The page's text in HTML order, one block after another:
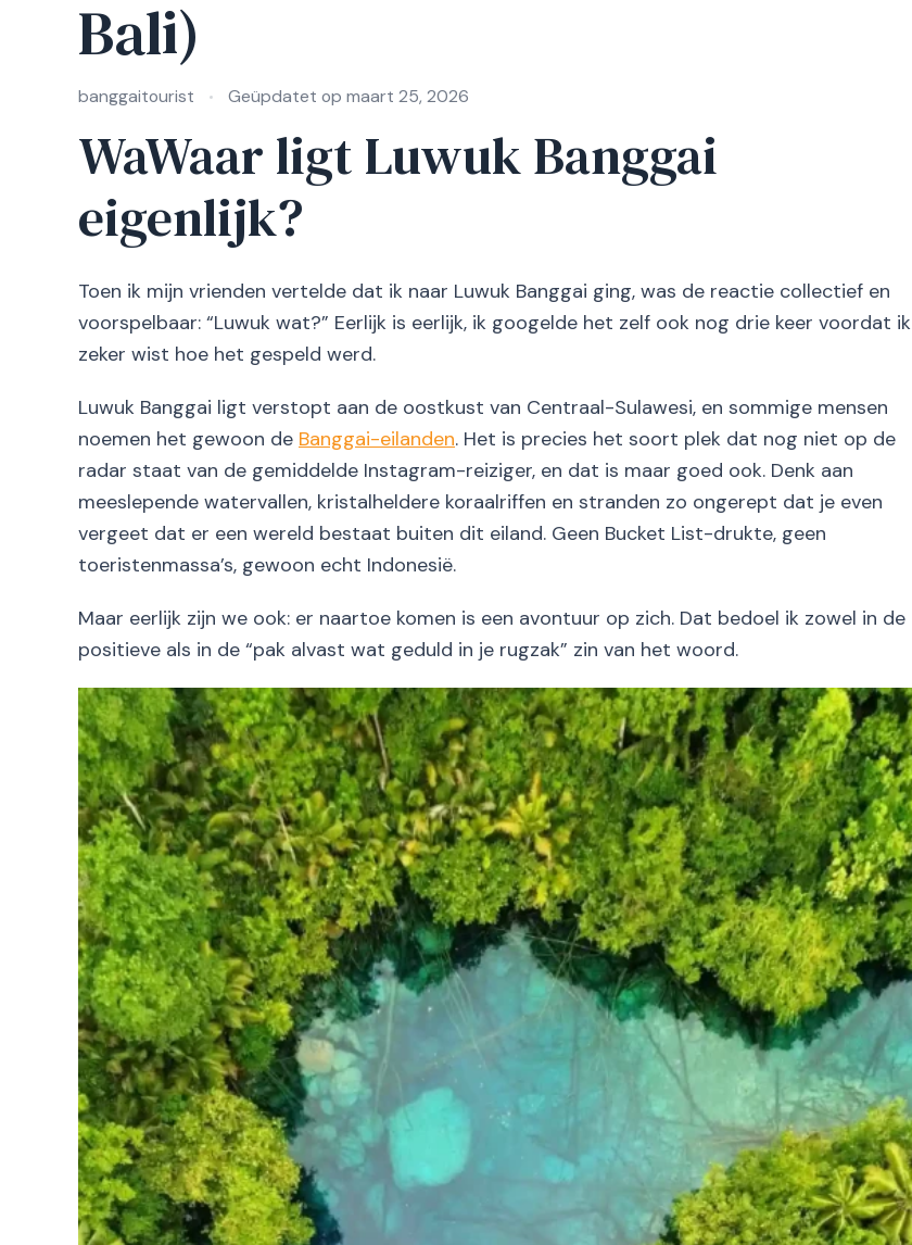
Bali)
banggaitourist Geüpdatet op maart 25, 2026
WaWaar ligt Luwuk Banggai
eigenlijk?
Toen ik mijn vrienden vertelde dat ik naar Luwuk Banggai ging, was de reactie collectief en
voorspelbaar: “Luwuk wat?” Eerlijk is eerlijk, ik googelde het zelf ook nog drie keer voordat ik
zeker wist hoe het gespeld werd.
Luwuk Banggai ligt verstopt aan de oostkust van Centraal-Sulawesi, en sommige mensen
noemen het gewoon de Banggai-eilanden. Het is precies het soort plek dat nog niet op de
radar staat van de gemiddelde Instagram-reiziger, en dat is maar goed ook. Denk aan
meeslepende watervallen, kristalheldere koraalriffen en stranden zo ongerept dat je even
vergeet dat er een wereld bestaat buiten dit eiland. Geen Bucket List-drukte, geen
toeristenmassa’s, gewoon echt Indonesië.
Maar eerlijk zijn we ook: er naartoe komen is een avontuur op zich. Dat bedoel ik zowel in de
positieve als in de “pak alvast wat geduld in je rugzak” zin van het woord.